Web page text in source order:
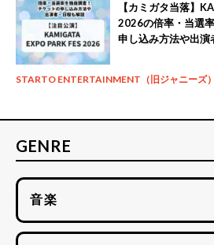
【カミガタ当落】
2026の倍率・当選
申し込み方法や出演
STARTO ENTERTAINMENT（旧ジャニーズ）
GENRE
音楽